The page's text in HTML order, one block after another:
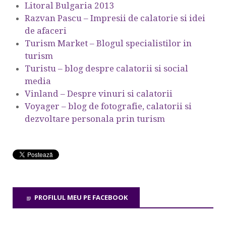
Litoral Bulgaria 2013
Razvan Pascu – Impresii de calatorie si idei
de afaceri
Turism Market – Blogul specialistilor in
turism
Turistu – blog despre calatorii si social
media
Vinland – Despre vinuri si calatorii
Voyager – blog de fotografie, calatorii si
dezvoltare personala prin turism
PROFILUL MEU PE FACEBOOK